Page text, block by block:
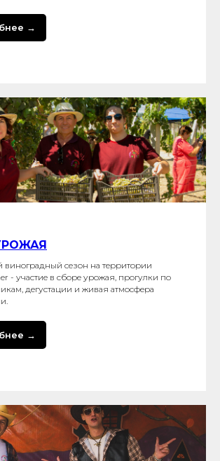
→
виноградный сезон на территории
- участие в сборе урожая, прогулки по
дегустации и живая атмосфера
→